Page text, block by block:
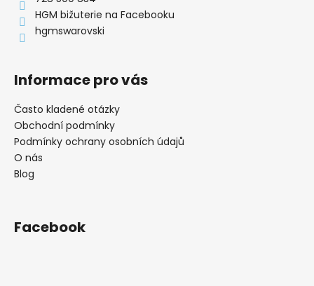
HGM bižuterie na Facebooku
hgmswarovski
Informace pro vás
Často kladené otázky
Obchodní podmínky
Podmínky ochrany osobních údajů
O nás
Blog
Facebook